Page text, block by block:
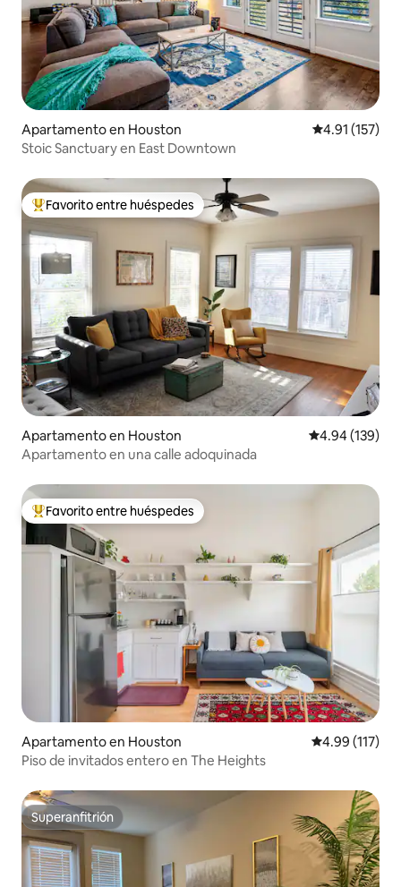
Apartamento en Houston Calificación
4.91 (157)
Stoic Sanctuary en East Downtown
Favorito entre huéspedes preferido
Favorito entre huéspedes
Apartamento en Houston Calificación
4.94 (139)
Apartamento en una calle adoquinada
Favorito entre huéspedes preferido
Favorito entre huéspedes
Apartamento en Houston Calificación
4.99 (117)
Piso de invitados entero en The Heights
Superanfitrión
Superanfitrión